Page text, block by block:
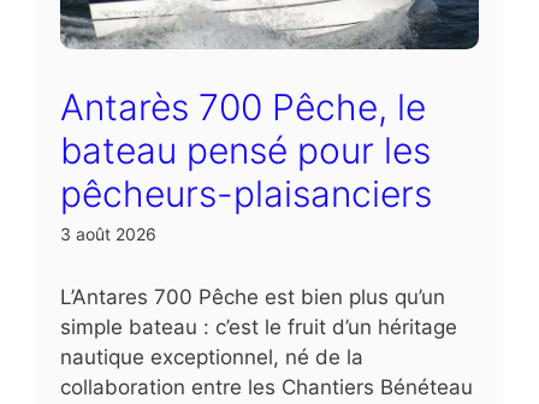
Antarès 700 Pêche, le
bateau pensé pour les
pêcheurs-plaisanciers
3 août 2026
L’Antares 700 Pêche est bien plus qu’un
simple bateau : c’est le fruit d’un héritage
nautique exceptionnel, né de la
collaboration entre les Chantiers Bénéteau